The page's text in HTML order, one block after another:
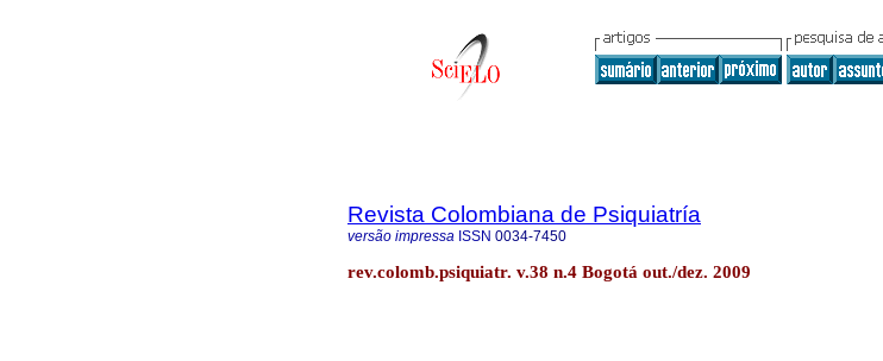
Revista Colombiana de Psiquiatría
versão impressa ISSN 0034-7450
rev.colomb.psiquiatr. v.38 n.4 Bogotá out./dez. 2009